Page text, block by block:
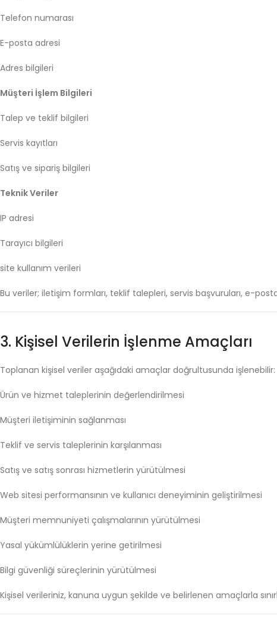
Telefon numarası
E-posta adresi
Adres bilgileri
Müşteri İşlem Bilgileri
Talep ve teklif bilgileri
Servis kayıtları
Satış ve sipariş bilgileri
TeknikVeriler
IP adresi
Tarayıcı bilgileri
site kullanım verileri
Bu veriler; iletişim formları, teklif talepleri, servis başvuruları, e-
3. Kişisel Verilerin İşlenme Amaçları
Toplanan kişisel veriler aşağıdaki amaçlar doğrultusunda işlenebilir:
Ürün ve hizmet taleplerinin değerlendirilmesi
Müşteri iletişiminin sağlanması
Teklif ve servis taleplerinin karşılanması
Satış ve satış sonrası hizmetlerin yürütülmesi
Web sitesi performansının ve kullanıcı deneyiminin geliştirilmesi
Müşteri memnuniyeti çalışmalarının yürütülmesi
Yasal yükümlülüklerin yerine getirilmesi
Bilgi güvenliği süreçlerinin yürütülmesi
Kişisel verileriniz, kanuna uygun şekilde ve belirlenen amaçlarla